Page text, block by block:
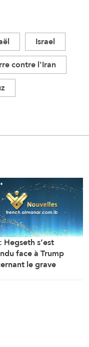
Israel
contre l'Iran
Hegseth s’est
face à Trump
le grave